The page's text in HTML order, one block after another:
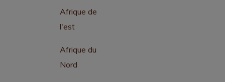
Afrique de
l'est
Afrique du
Nord